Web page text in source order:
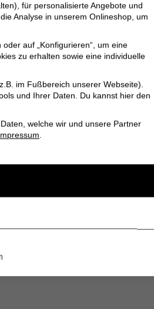
das dich durch alle
für personalisierte Angebote und
Analyse in unserem Onlineshop, um
auf „Konfigurieren“, um eine
zu erhalten sowie eine individuelle
im Fußbereich unserer Webseite).
und Ihrer Daten. Du kannst hier den
welche wir und unsere Partner